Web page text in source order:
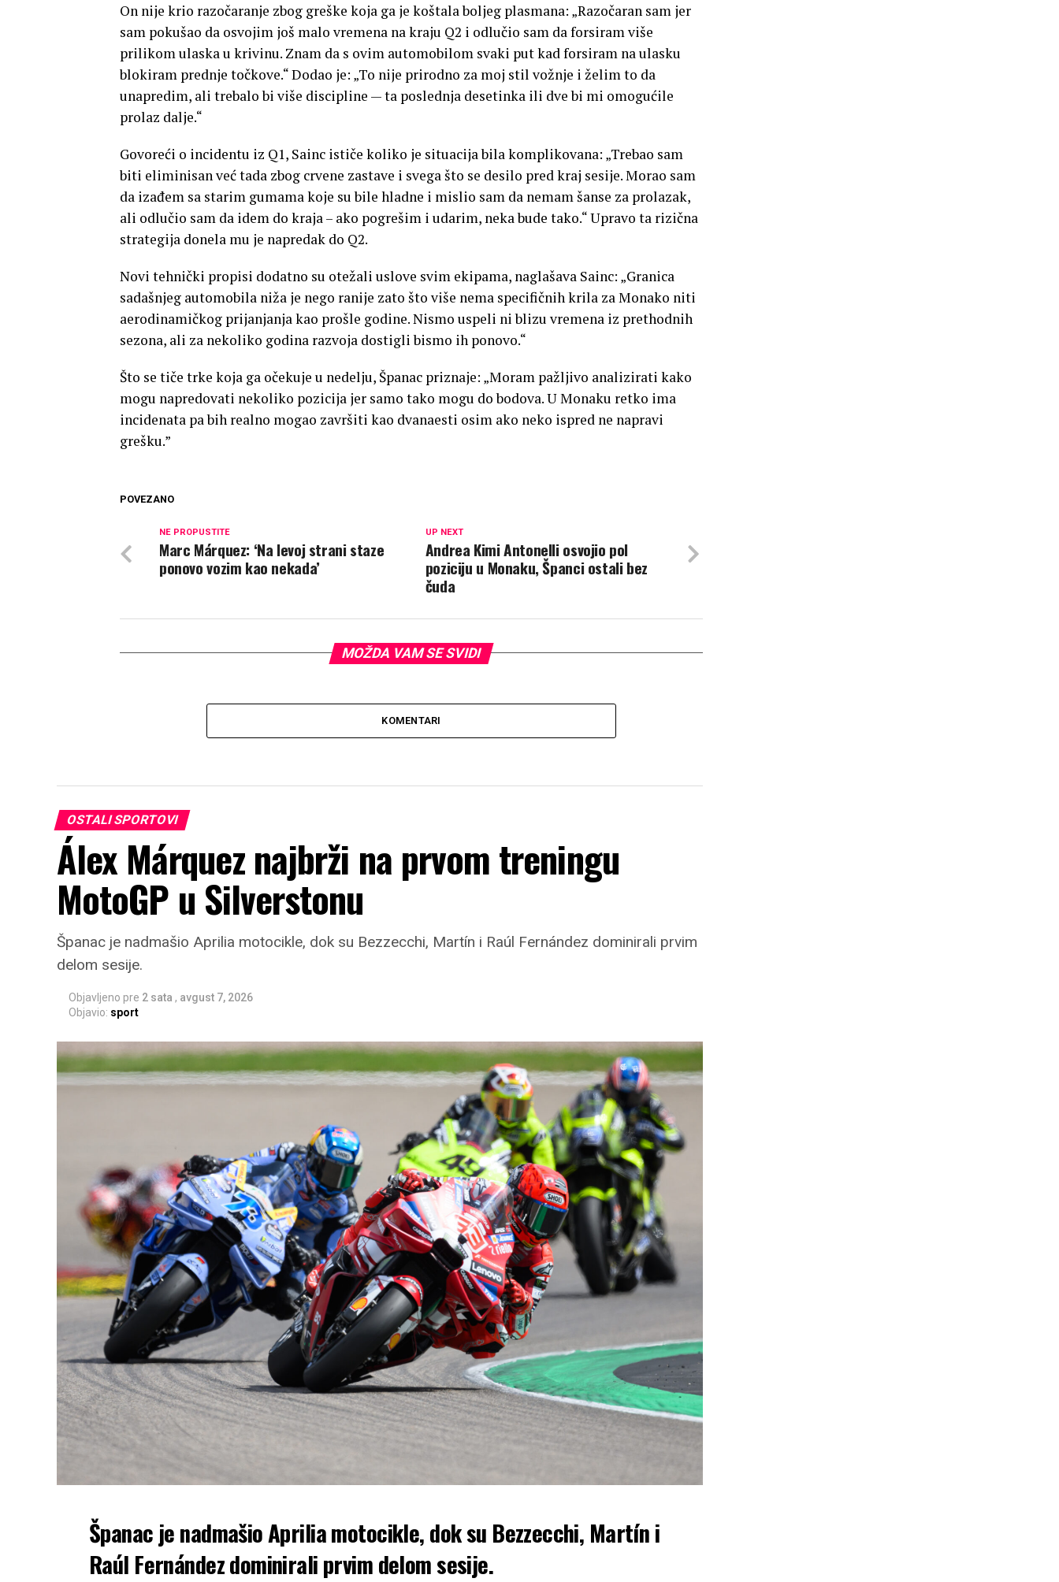
On nije krio razočaranje zbog greške koja ga je koštala boljeg plasmana: „Razočaran sam jer
sam pokušao da osvojim još malo vremena na kraju Q2 i odlučio sam da forsiram više
prilikom ulaska u krivinu. Znam da s ovim automobilom svaki put kad forsiram na ulasku
blokiram prednje točkove.“ Dodao je: „To nije prirodno za moj stil vožnje i želim to da
unapredim, ali trebalo bi više discipline — ta poslednja desetinka ili dve bi mi omogućile
prolaz dalje.“
Govoreći o incidentu iz Q1, Sainc ističe koliko je situacija bila komplikovana: „Trebao sam
biti eliminisan već tada zbog crvene zastave i svega što se desilo pred kraj sesije. Morao sam
da izađem sa starim gumama koje su bile hladne i mislio sam da nemam šanse za prolazak,
ali odlučio sam da idem do kraja – ako pogrešim i udarim, neka bude tako.“ Upravo ta rizična
strategija donela mu je napredak do Q2.
Novi tehnički propisi dodatno su otežali uslove svim ekipama, naglašava Sainc: „Granica
sadašnjeg automobila niža je nego ranije zato što više nema specifičnih krila za Monako niti
aerodinamičkog prijanjanja kao prošle godine. Nismo uspeli ni blizu vremena iz prethodnih
sezona, ali za nekoliko godina razvoja dostigli bismo ih ponovo.“
Što se tiče trke koja ga očekuje u nedelju, Španac priznaje: „Moram pažljivo analizirati kako
mogu napredovati nekoliko pozicija jer samo tako mogu do bodova. U Monaku retko ima
incidenata pa bih realno mogao završiti kao dvanaesti osim ako neko ispred ne napravi
grešku.”
POVEZANO
UP NEXT
Andrea Kimi Antonelli osvojio pol
poziciju u Monaku, Španci ostali bez
čuda
NE PROPUSTITE
Marc Márquez: ‘Na levoj strani staze
ponovo vozim kao nekada’
MOŽDA VAM SE SVIDI
KOMENTARI
OSTALI SPORTOVI
Álex Márquez najbrži na prvom treningu
MotoGP u Silverstonu
Španac je nadmašio Aprilia motocikle, dok su Bezzecchi, Martín i Raúl Fernández dominirali prvim
delom sesije.
Objavljeno pre 2 sata , avgust 7, 2026
Objavio: sport
Španac je nadmašio Aprilia motocikle, dok su Bezzecchi, Martín i
Raúl Fernández dominirali prvim delom sesije.